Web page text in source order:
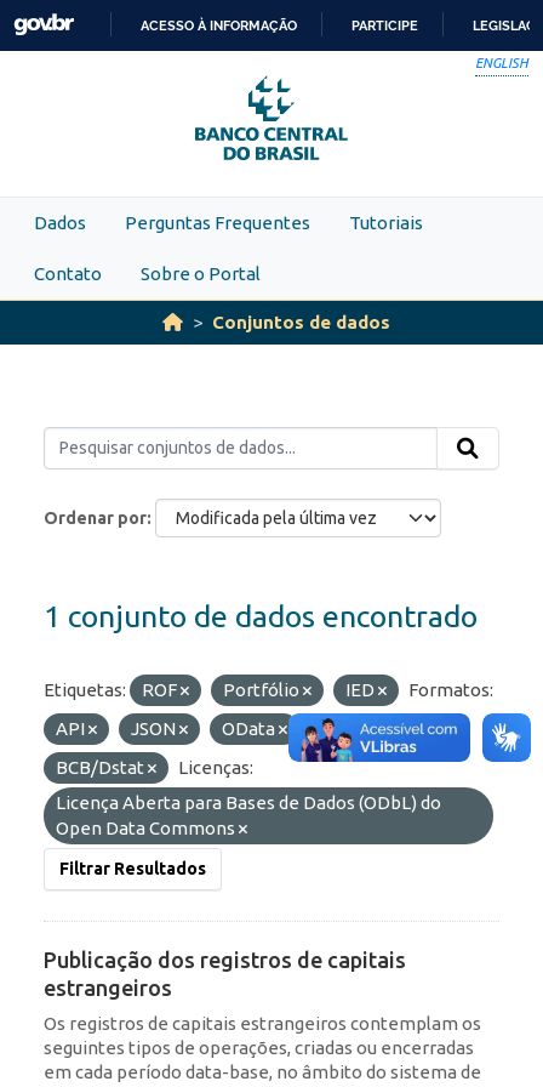
Skip to main content
PARA
O
CONTEÚDO
ACESSO À INFORMAÇÃO PARTICIPE
ENGLISH
Dados Perguntas Frequentes Tutoriais
Contato Sobre o Portal
Conjuntos de dados
Ordenar por
1 conjunto de dados encontrado
Etiquetas: ROF Portfólio IED
Formatos:
API
JSON OData
Organizações:
BCB/Dstat
Licenças:
Licença Aberta para Bases de Dados (ODbL) do
Open Data Commons
Filtrar Resultados
Publicação dos registros de capitais
estrangeiros
Os registros de capitais estrangeiros contemplam os
seguintes tipos de operações, criadas ou encerradas
em cada período data-base, no âmbito do sistema de